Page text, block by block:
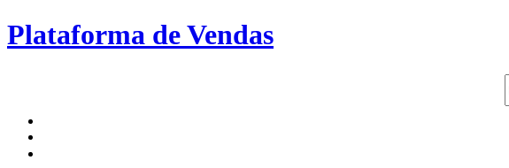
Plataforma de Vendas